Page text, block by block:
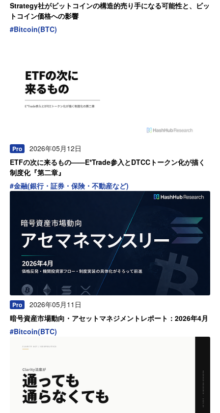
Strategy社がビットコインの構造的売り手になる可能性と、ビッ
トコイン価格への影響
#Bitcoin(BTC)
Pro
2026年05月12日
ETFの次に来るもの——E*Trade参入とDTCCトークン化が描く
制度化『第二章』
#金融(銀行・証券・保険・不動産など)
Pro
2026年05月11日
暗号資産市場動向・アセットマネジメントレポート：2026年4月
#Bitcoin(BTC)